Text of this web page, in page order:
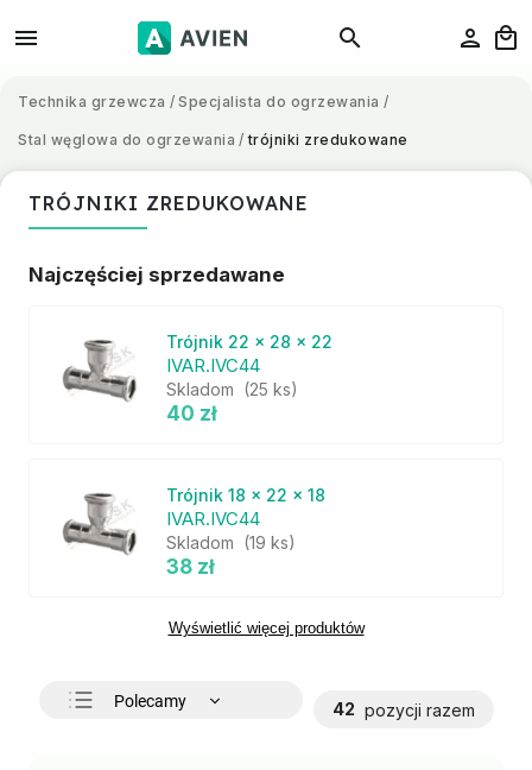
Technika grzewcza / Specjalista do ogrzewania /
Stal węglowa do ogrzewania / trójniki zredukowane
TRÓJNIKI ZREDUKOWANE
Najczęściej sprzedawane
Trójnik 22 x 28 x 22
IVAR.IVC44
Skladom (25 ks)
40 zł
Trójnik 18 x 22 x 18
IVAR.IVC44
Skladom (19 ks)
38 zł
Wyświetlić więcej produktów
Polecamy
42 pozycji razem